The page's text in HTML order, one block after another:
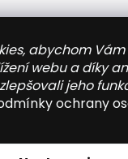
abychom
webu a díky
jeho
ochrany
Sledovať na